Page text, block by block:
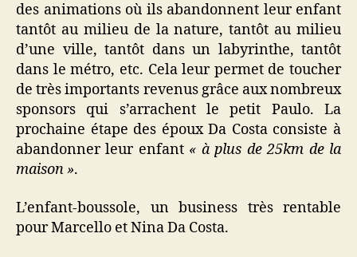
des animations où ils abandonnent leur enfant
tantôt au milieu de la nature, tantôt au milieu
d’une ville, tantôt dans un labyrinthe, tantôt
dans le métro, etc. Cela leur permet de toucher
de très importants revenus grâce aux nombreux
sponsors qui s’arrachent le petit Paulo. La
prochaine étape des époux Da Costa consiste à
abandonner leur enfant « à plus de 25km de la
maison ».
L’enfant-boussole, un business très rentable
pour Marcello et Nina Da Costa.